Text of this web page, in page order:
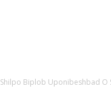
Biplob Uponibeshbad